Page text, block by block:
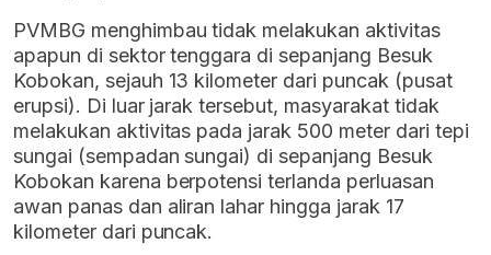
PVMBG menghimbau tidak melakukan aktivitas
apapun di sektor tenggara di sepanjang Besuk
Kobokan, sejauh 13 kilometer dari puncak (pusat
erupsi). Di luar jarak tersebut, masyarakat tidak
melakukan aktivitas pada jarak 500 meter dari tepi
sungai (sempadan sungai) di sepanjang Besuk
Kobokan karena berpotensi terlanda perluasan
awan panas dan aliran lahar hingga jarak 17
kilometer dari puncak.